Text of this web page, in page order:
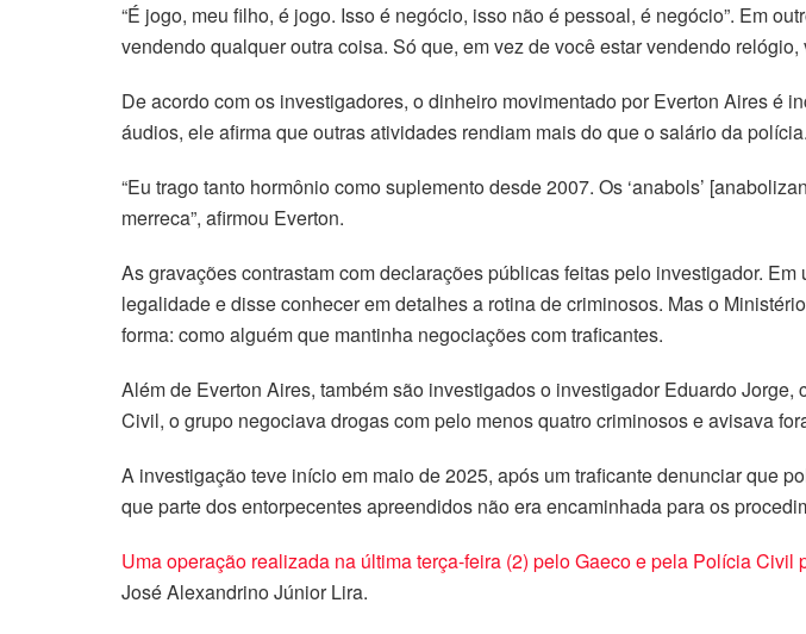
“É jogo, meu filho, é jogo. Isso é negócio, isso não é pessoal, é negócio”. Em
vendendo qualquer outra coisa. Só que, em vez de você estar vendendo relógio,
De acordo com os investigadores, o dinheiro movimentado por Everton Aires é
áudios, ele afirma que outras atividades rendiam mais do que o salário da polícia.
“Eu trago tanto hormônio como suplemento desde 2007. Os ‘anabols’
merreca”, afirmou Everton.
As gravações contrastam com declarações públicas feitas pelo investigador.
legalidade e disse conhecer em detalhes a rotina de criminosos. Mas o
forma: como alguém que mantinha negociações com traficantes.
Além de Everton Aires, também são investigados o investigador Eduardo
Civil, o grupo negociava drogas com pelo menos quatro criminosos e avisava
A investigação teve início em maio de 2025, após um traficante denunciar que
que parte dos entorpecentes apreendidos não era encaminhada para os
Uma operação realizada na última terça-feira (2) pelo Gaeco e pela Polícia Civil
José Alexandrino Júnior Lira.